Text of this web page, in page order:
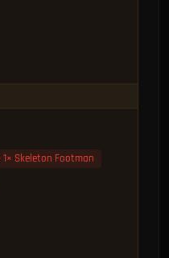
Skeleton Footman